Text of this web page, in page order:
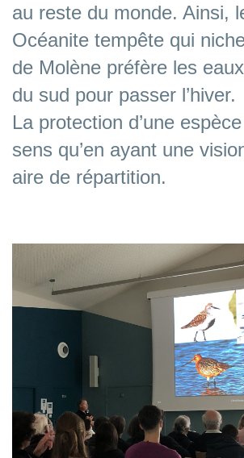
au reste du monde. Ainsi,
Océanite tempête qui
de Molène préfère les
du sud pour passer l’hiver.
La protection d’une
sens qu’en ayant une
aire de répartition.